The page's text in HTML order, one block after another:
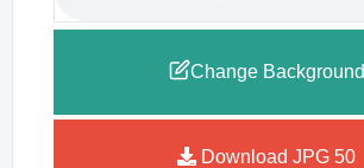
Change Background
Download JPG 50